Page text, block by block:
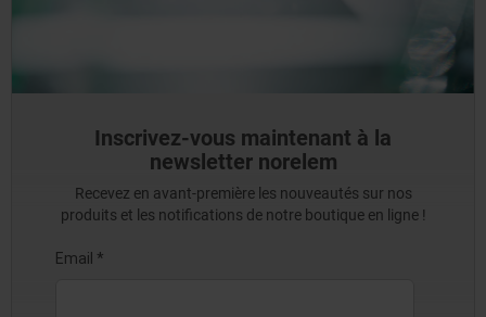
Inscrivez-vous maintenant à la
newsletter norelem
Recevez en avant-première les nouveautés sur nos
produits et les notifications de notre boutique en ligne !